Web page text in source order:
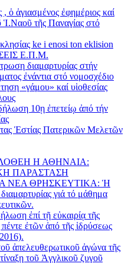
ὁ ἁγιασμένος ἐφημέριος καί
Ἱ.Ναοῦ τῆς Παναγίας στό
ke i enosi ton eklision
Ε.Π.Μ.
διαμαρτυρίας στήν
ἐνάντια στό νομοσχέδιο
«γάμου» καί υἱοθεσίας
10ῃ ἐπετείῳ ἀπό τήν
Ἑστίας Πατερικῶν Μελετῶν
Η ΑΘΗΝΑΙΑ:
ΠΑΡΑΣΤΑΣΗ
ΝΕΑ ΘΡΗΣΚΕΥΤΙΚΑ: Ἡ
διαμαρτυρίας γιά τό μάθημα
ἐπί τῇ εὐκαιρίᾳ τῆς
ἐτῶν ἀπό τῆς ἱδρύσεως
ἀπελευθερωτικοῦ ἀγώνα τῆς
τοῦ Ἀγγλικοῦ ζυγοῦ